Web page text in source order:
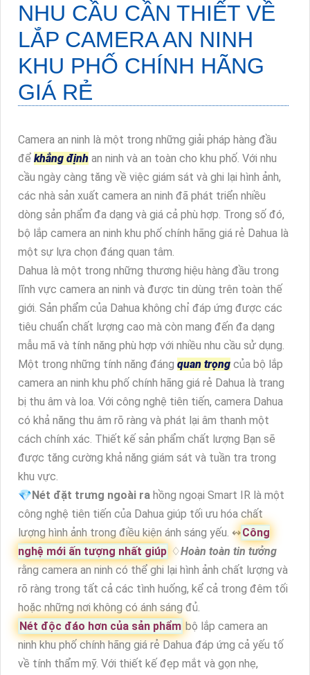
NHU CẦU CẦN THIẾT VỀ
LẮP CAMERA AN NINH
KHU PHỐ CHÍNH HÃNG
GIÁ RẺ
Camera an ninh là một trong những giải pháp hàng đầu
để khẳng định an ninh và an toàn cho khu phố. Với nhu
cầu ngày càng tăng về việc giám sát và ghi lại hình ảnh,
các nhà sản xuất camera an ninh đã phát triển nhiều
dòng sản phẩm đa dạng và giá cả phù hợp. Trong số đó,
bộ lắp camera an ninh khu phố chính hãng giá rẻ Dahua là
một sự lựa chọn đáng quan tâm.
Dahua là một trong những thương hiệu hàng đầu trong
lĩnh vực camera an ninh và được tin dùng trên toàn thế
giới. Sản phẩm của Dahua không chỉ đáp ứng được các
tiêu chuẩn chất lượng cao mà còn mang đến đa dạng
mẫu mã và tính năng phù hợp với nhiều nhu cầu sử dụng.
Một trong những tính năng đáng quan trọng của bộ lắp
camera an ninh khu phố chính hãng giá rẻ Dahua là trang
bị thu âm và loa. Với công nghệ tiên tiến, camera Dahua
có khả năng thu âm rõ ràng và phát lại âm thanh một
cách chính xác. Thiết kế sản phẩm chất lượng Bạn sẽ
được tăng cường khả năng giám sát và tuần tra trong
khu vực.
💎 Nét đặt trưng ngoài ra hồng ngoại Smart IR là một
công nghệ tiên tiến của Dahua giúp tối ưu hóa chất
lượng hình ảnh trong điều kiện ánh sáng yếu. ↭Công
nghệ mới ấn tượng nhất giúp ♢Hoàn toàn tin tưởng
rằng camera an ninh có thể ghi lại hình ảnh chất lượng và
rõ ràng trong tất cả các tình huống, kể cả trong đêm tối
hoặc những nơi không có ánh sáng đủ.
Nét độc đáo hơn của sản phẩm bộ lắp camera an
ninh khu phố chính hãng giá rẻ Dahua đáp ứng cả yếu tố
về tính thẩm mỹ. Với thiết kế đẹp mắt và gọn nhẹ,